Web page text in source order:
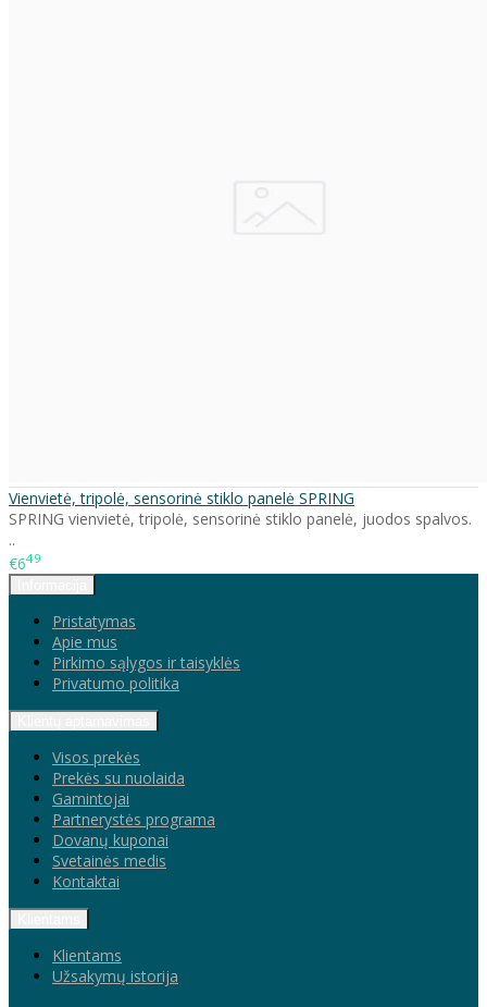
Vienvietė, tripolė, sensorinė stiklo panelė SPRING
SPRING vienvietė, tripolė, sensorinė stiklo panelė, juodos spalvos.
..
€649
Pristatymas
Apie mus
Pirkimo sąlygos ir taisyklės
Privatumo politika
Visos prekės
Prekės su nuolaida
Gamintojai
Partnerystės programa
Dovanų kuponai
Svetainės medis
Kontaktai
Klientams
Užsakymų istorija